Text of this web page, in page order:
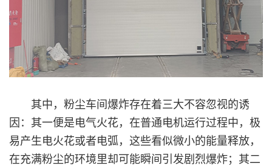
其中，粉尘车间爆炸存在着三大不容忽视的诱
因：其一便是电气火花，在普通电机运行过程中，极
易产生电火花或者电弧，这些看似微小的能量释放，
在充满粉尘的环境里却可能瞬间引发剧烈爆炸；其二